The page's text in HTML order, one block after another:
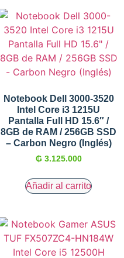
Notebook Dell 3000-3520
Intel Core i3 1215U
Pantalla Full HD 15.6″ /
8GB de RAM / 256GB SSD
– Carbon Negro (Inglés)
₲ 3.125.000
Añadir al carrito